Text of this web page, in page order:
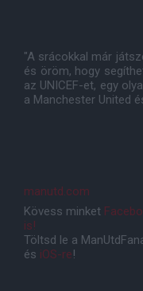
"A srácokkal már
és öröm, hogy
az UNICEF-et, egy
a Manchester United
manutd.com
Kövess minket
is!
Töltsd le a
és iOS-re!